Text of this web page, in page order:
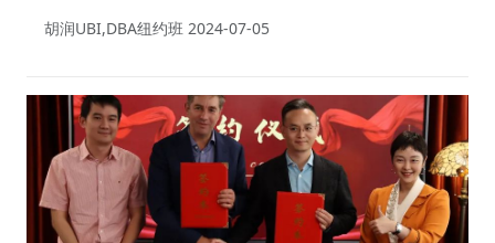
领袖汇聚一堂。胡润百富CEO兼集团出版人吕能幸、
云、全美华人华侨联合会副秘书长陈绍恭、前纽约州
众议员孟广瑞、华尔街周报，天下卫视主播安琪、美
国江浙工商总会名誉理事长叶青等嘉宾出席本场活
动。
胡润UBI,DBA纽约班 2024-07-05